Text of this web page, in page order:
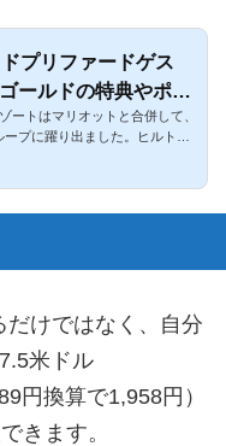
プリファードゲス
ールドの特典やポイ
ートはマリオットと合併して、
プに躍り出ました。ヒルトン
けではなく、自分
米ドル
円換算で1,958円）
きます。